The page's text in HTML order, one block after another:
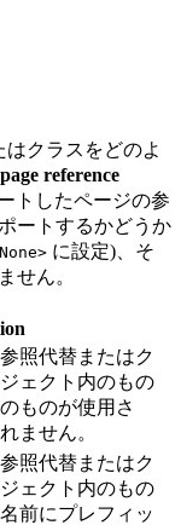
クラスをどのよ
reference
トしたページの参
ートするかどうか
に設定)、そ
せん。
照代替またはク
ェクト内のもの
ものが使用さ
ません。
照代替またはク
ェクト内のもの
前にプレフィッ